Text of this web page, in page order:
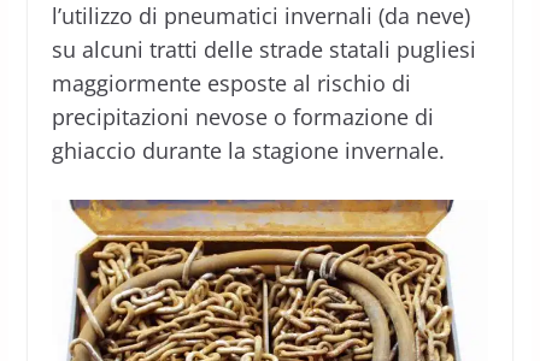
l’utilizzo di pneumatici invernali (da neve)
su alcuni tratti delle strade statali pugliesi
maggiormente esposte al rischio di
precipitazioni nevose o formazione di
ghiaccio durante la stagione invernale.